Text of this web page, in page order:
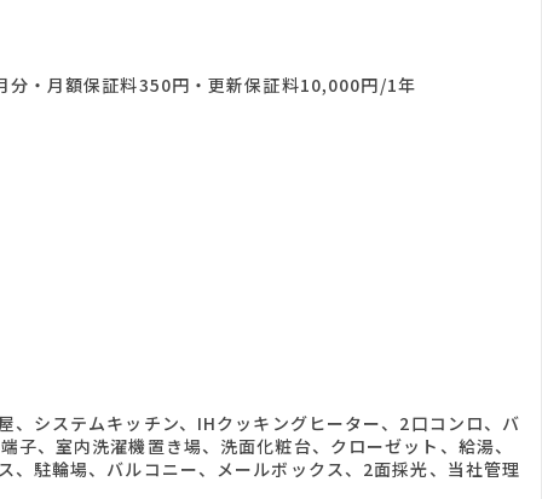
分・月額保証料350円・更新保証料10,000円/1年
システムキッチン、IHクッキングヒーター、2口コンロ、バ
、室内洗濯機置き場、洗面化粧台、クローゼット、給湯、
駐輪場、バルコニー、メールボックス、2面採光、当社管理